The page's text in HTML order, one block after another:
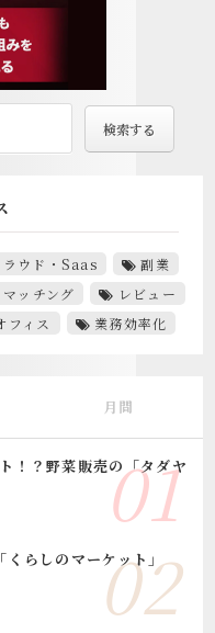
ラウド・Saas
副業
マッチング
レビュー
フィス 業務効率化
月間
！？野菜販売の「タダヤ
くらしのマーケット」